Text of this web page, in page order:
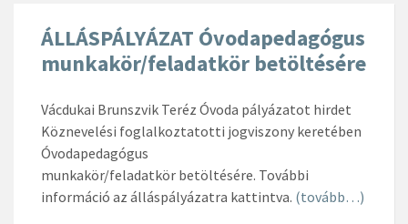
ÁLLÁSPÁLYÁZAT Óvodapedagógus
munkakör/feladatkör betöltésére
Vácdukai Brunszvik Teréz Óvoda pályázatot hirdet
Köznevelési foglalkoztatotti jogviszony keretében
Óvodapedagógus
munkakör/feladatkör betöltésére. További
információ az álláspályázatra kattintva. (tovább…)